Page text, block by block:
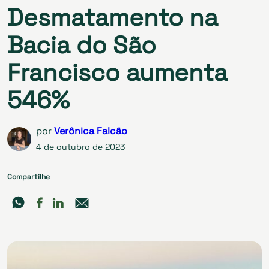
Desmatamento na
Bacia do São
Francisco aumenta
546%
porVerônica Falcão
4 de outubro de 2023
Compartilhe